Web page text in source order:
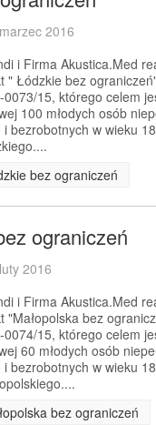
2016
i Firma Akustica.Med
" Łódzkie bez
15, którego celem
100 młodych osób
bezrobotnych w wieku
bez ograniczeń
ograniczeń
2016
i Firma Akustica.Med
bez
15, którego celem
60 młodych osób
bezrobotnych w wieku
bez ograniczeń